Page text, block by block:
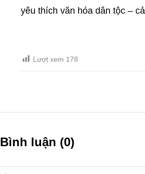
yêu thích văn hóa dân tộc –
Lượt xem 178
Bình luận (0)